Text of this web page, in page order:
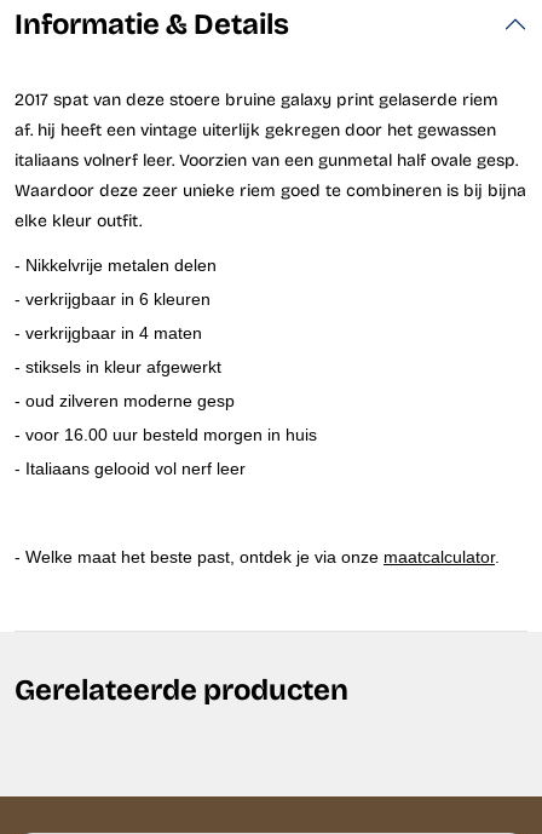
Informatie & Details
2017 spat van deze stoere bruine galaxy print gelaserde riem
af. hij heeft een vintage uiterlijk gekregen door het gewassen
italiaans volnerf leer. Voorzien van een gunmetal half ovale gesp.
Waardoor deze zeer unieke riem goed te combineren is bij bijna
elke kleur outfit.
- Nikkelvrije metalen delen
- verkrijgbaar in 6 kleuren
- verkrijgbaar in 4 maten
- stiksels in kleur afgewerkt
- oud zilveren moderne gesp
- voor 16.00 uur besteld morgen in huis
- Italiaans gelooid vol nerf leer
- Welke maat het beste past, ontdek je via onze maatcalculator.
Gerelateerde producten